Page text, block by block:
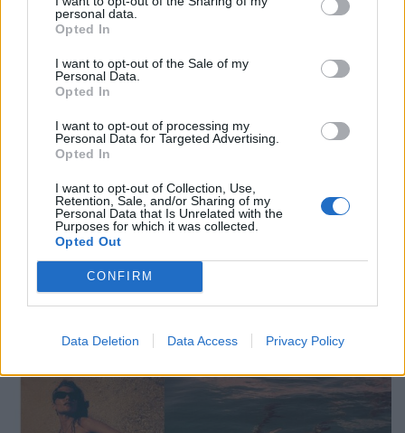
personal data.
Opted In
I want to opt-out of the Sale of my
Personal Data.
Opted In
I want to opt-out of processing my
Personal Data for Targeted Advertising.
Opted In
I want to opt-out of Collection, Use,
Retention, Sale, and/or Sharing of my
Personal Data that Is Unrelated with the
Purposes for which it was collected.
Opted Out
CONFIRM
Data Deletion Data Access Privacy Policy
Bikini von DOLCE & GABBANA. Wetsuit von RIP CURL. Ring von SPINELLI
KILCOLLIN. Parfum von TOM FORD BEAUTY.